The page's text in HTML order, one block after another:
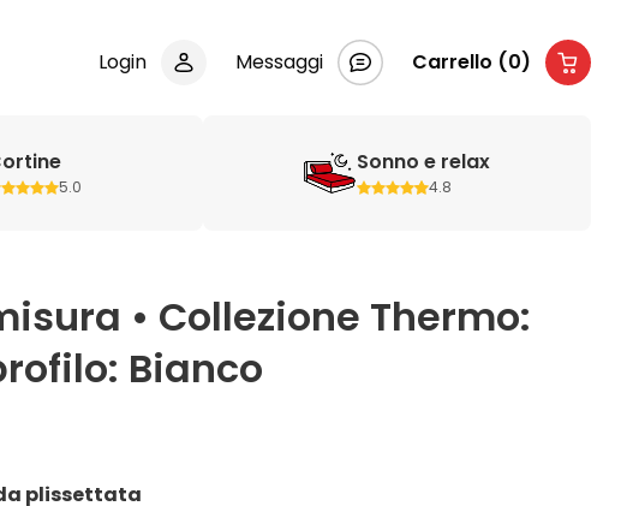
Login Messaggi Carrello (0)
5.0
Sonno e relax
4.8
• Collezione Thermo:
Bianco
plissettata